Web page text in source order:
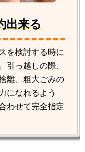
出来る
を検討する時に
引っ越しの際、
離、粗大ごみの
になれるよう
わせて完全指定